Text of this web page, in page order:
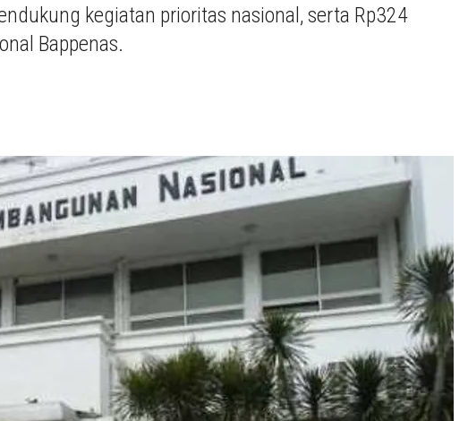
kegiatan prioritas nasional, serta Rp324
Bappenas.